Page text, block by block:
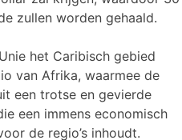
zullen worden gehaald.
het Caribisch gebied
van Afrika, waarmee de
een trotse en gevierde
een immens economisch
de regio’s inhoudt.